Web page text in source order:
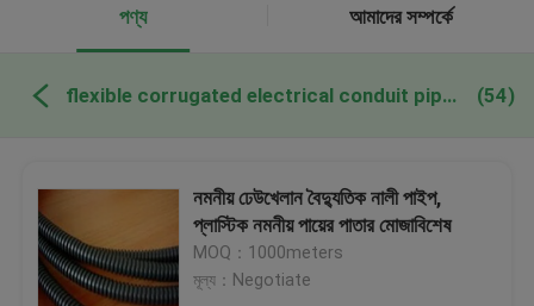
পণ্য
আমাদের সম্পর্কে
flexible corrugated electrical conduit pipes অনলাইন উত্পাদন (54)
নমনীয় ঢেউখেলান বৈদ্যুতিক নালী পাইপ,
প্লাস্টিক নমনীয় পায়ের পাতার মোজাবিশেষ
MOQ：1000meters
মূল্য：Negotiate